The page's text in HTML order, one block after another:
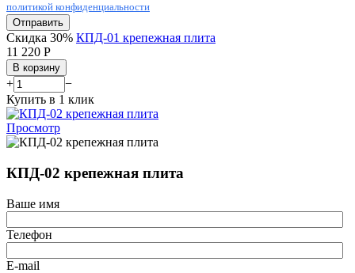
политикой конфиденциальности
Отправить
Скидка 30% КПД-01 крепежная плита
11 220 Р
В корзину
+
−
Купить в 1 клик
Просмотр
КПД-02 крепежная плита
Ваше имя
Телефон
E-mail